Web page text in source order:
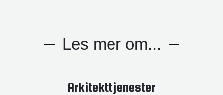
Les mer om...
Arkitekttjenester